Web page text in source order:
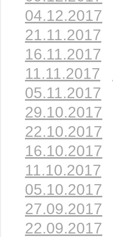
04.12.2017
21.11.2017
16.11.2017
11.11.2017
05.11.2017
29.10.2017
22.10.2017
16.10.2017
11.10.2017
05.10.2017
27.09.2017
22.09.2017